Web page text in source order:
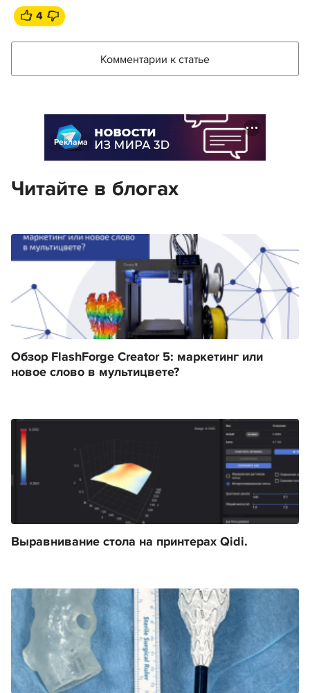
4
Комментарии к статье
Реклама
Читайте в блогах
Обзор FlashForge Creator 5: маркетинг или
новое слово в мультицвете?
Выравнивание стола на принтерах Qidi.